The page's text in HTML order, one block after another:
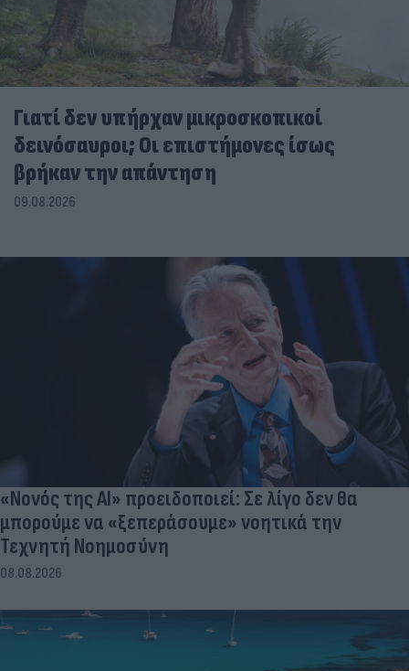
Γιατί δεν υπήρχαν μικροσκοπικοί
δεινόσαυροι; Οι επιστήμονες ίσως
βρήκαν την απάντηση
09.08.2026
«Νονός της AI» προειδοποιεί: Σε λίγο δεν θα
μπορούμε να «ξεπεράσουμε» νοητικά την
Τεχνητή Νοημοσύνη
08.08.2026